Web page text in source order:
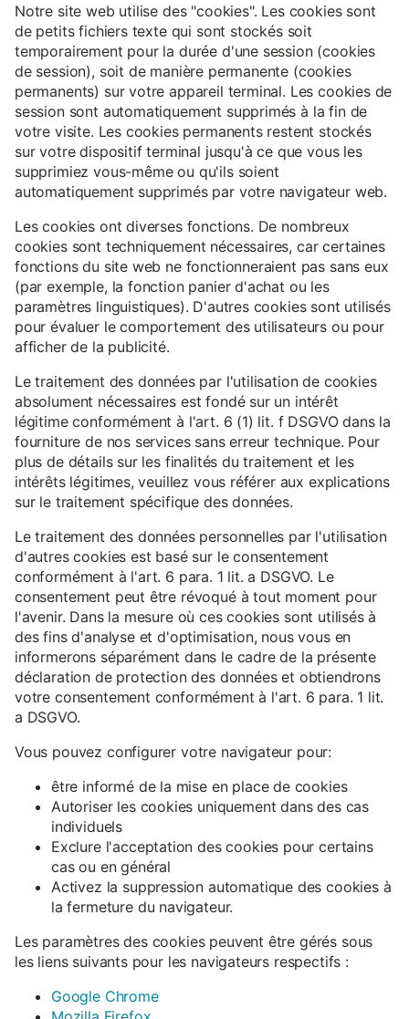
Notre site web utilise des "cookies". Les cookies sont
de petits fichiers texte qui sont stockés soit
temporairement pour la durée d'une session (cookies
de session), soit de manière permanente (cookies
permanents) sur votre appareil terminal. Les cookies de
session sont automatiquement supprimés à la fin de
votre visite. Les cookies permanents restent stockés
sur votre dispositif terminal jusqu'à ce que vous les
supprimiez vous-même ou qu'ils soient
automatiquement supprimés par votre navigateur web.
Les cookies ont diverses fonctions. De nombreux
cookies sont techniquement nécessaires, car certaines
fonctions du site web ne fonctionneraient pas sans eux
(par exemple, la fonction panier d'achat ou les
paramètres linguistiques). D'autres cookies sont utilisés
pour évaluer le comportement des utilisateurs ou pour
afficher de la publicité.
Le traitement des données par l'utilisation de cookies
absolument nécessaires est fondé sur un intérêt
légitime conformément à l'art. 6 (1) lit. f DSGVO dans la
fourniture de nos services sans erreur technique. Pour
plus de détails sur les finalités du traitement et les
intérêts légitimes, veuillez vous référer aux explications
sur le traitement spécifique des données.
Le traitement des données personnelles par l'utilisation
d'autres cookies est basé sur le consentement
conformément à l'art. 6 para. 1 lit. a DSGVO. Le
consentement peut être révoqué à tout moment pour
l'avenir. Dans la mesure où ces cookies sont utilisés à
des fins d'analyse et d'optimisation, nous vous en
informerons séparément dans le cadre de la présente
déclaration de protection des données et obtiendrons
votre consentement conformément à l'art. 6 para. 1 lit.
a DSGVO.
Vous pouvez configurer votre navigateur pour:
être informé de la mise en place de cookies
Autoriser les cookies uniquement dans des cas
individuels
Exclure l'acceptation des cookies pour certains
cas ou en général
Activez la suppression automatique des cookies à
la fermeture du navigateur.
Les paramètres des cookies peuvent être gérés sous
les liens suivants pour les navigateurs respectifs :
Google Chrome